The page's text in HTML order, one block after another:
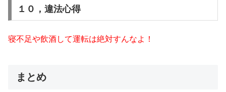
１０，違法心得
寝不足や飲酒して運転は絶対すんなよ！
まとめ